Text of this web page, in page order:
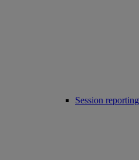
Session reporting